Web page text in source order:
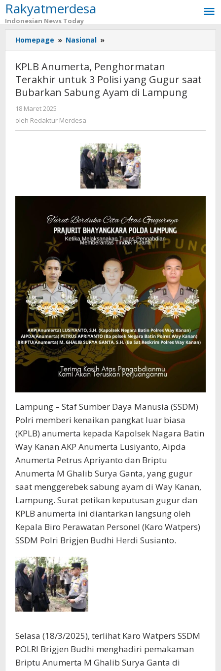
Lewati
ke
konten
Rakyatmerdesa
Indonesian News Today
Homepage » Nasional »
Anumerta,
Penghormatan
Terakhir
untuk
3
saat
Bubarkan
Sabung
Ayam
di
Lampung
KPLB Anumerta, Penghormatan
Terakhir untuk 3 Polisi yang Gugur saat
Bubarkan Sabung Ayam di Lampung
18 Maret 2025
Redaktur
oleh Redaktur Merdesa
Lampung – Staf Sumber Daya Manusia (SSDM)
Polri memberi kenaikan pangkat luar biasa
(KPLB) anumerta kepada Kapolsek Nagara Batin
Way Kanan AKP Anumerta Lusiyanto, Aipda
Anumerta Petrus Apriyanto dan Briptu
Anumerta M Ghalib Surya Ganta, yang gugur
saat menggerebek sabung ayam di Way Kanan,
Lampung. Surat petikan keputusan gugur dan
KPLB anumerta ini diantarkan langsung oleh
Kepala Biro Perawatan Personel (Karo Watpers)
SSDM Polri Brigjen Budhi Herdi Susianto.
Selasa (18/3/2025), terlihat Karo Watpers SSDM
POLRI Brigjen Budhi menghadiri pemakaman
Briptu Anumerta M Ghalib Surya Ganta di